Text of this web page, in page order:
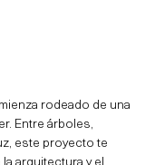
rodeado de una
Entre árboles,
este proyecto te
arquitectura y el